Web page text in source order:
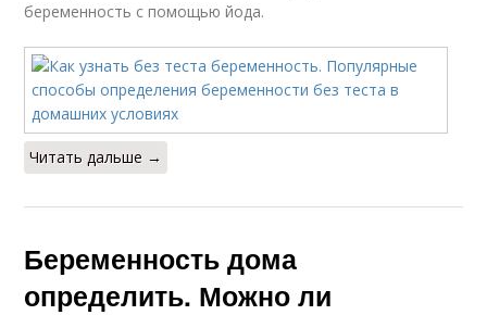
беременность с помощью йода.
Читать дальше →
Беременность дома
определить. Можно ли